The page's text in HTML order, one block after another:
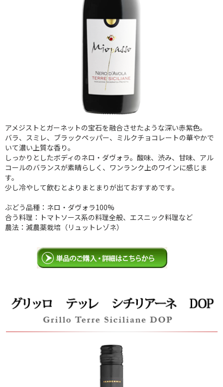
アメジストとガーネットの宝石を融合させたような深い赤紫色。
バラ、スミレ、ブラックペッパー、ミルクチョコレートの華やかで
いて濃い上質な香り。
しっかりとしたボディのネロ・ダヴォラ。酸味、渋み、甘味、アル
コールのバランスが素晴らしく、ワンランク上のワインに感じま
す。
少し冷やして飲むとよりまとまりが出ておすすめです。
ぶどう品種：ネロ・ダヴォラ100%
合う料理：トマトソース系の料理全般、エスニック料理など
農法：減農薬栽培（リュットレゾネ）